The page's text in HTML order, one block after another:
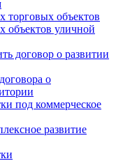
торговых объектов
объектов уличной
договор о развитии
о
под коммерческое
развитие